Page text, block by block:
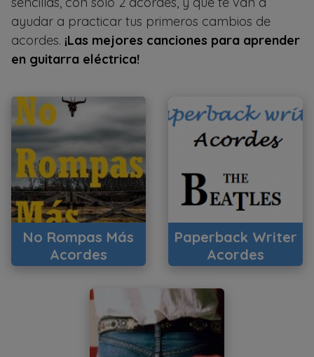
ayudar a practicar tus primeros cambios de
acordes. ¡Las mejores canciones para aprender
en guitarra eléctrica!
No Rompas Más
Acordes
Paperback Writer
Acordes